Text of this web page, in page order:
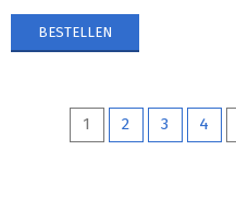
BESTELLEN
1 2 3 4